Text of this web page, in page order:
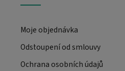
Moje objednávka
Odstoupení od smlouvy
Ochrana osobních údajů